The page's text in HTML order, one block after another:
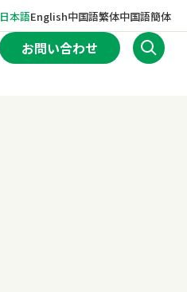
日本語English中国語繁体中国語簡体
お問い合わせ